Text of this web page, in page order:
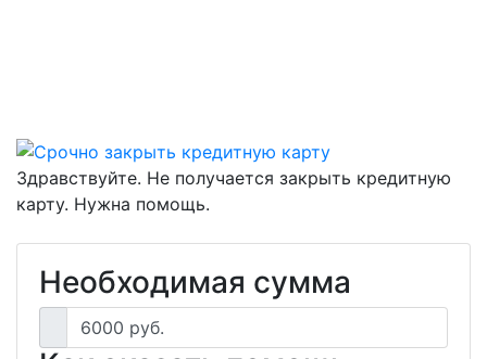
Здравствуйте. Не получается закрыть кредитную
карту. Нужна помощь.
Необходимая сумма
6000 руб.